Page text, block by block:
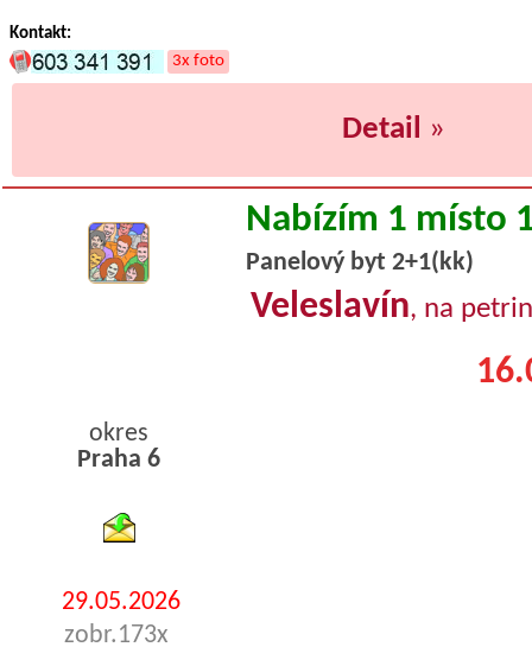
Kontakt:
3x foto
Detail »
Nabízím 1 místo
Panelový byt 2+1(kk)
Veleslavín, na
okres
Praha 6
29.05.2026
zobr.173x